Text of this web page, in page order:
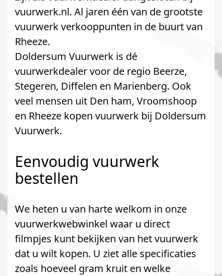
vuurwerk.nl. Al jaren één van de grootste
vuurwerk verkooppunten in de buurt van
Rheeze.
Doldersum Vuurwerk is dé
vuurwerkdealer voor de regio Beerze,
Stegeren, Diffelen en Marienberg. Ook
veel mensen uit Den ham, Vroomshoop
en Rheeze kopen vuurwerk bij Doldersum
Vuurwerk.
Eenvoudig vuurwerk
bestellen
We heten u van harte welkom in onze
vuurwerkwebwinkel waar u direct
filmpjes kunt bekijken van het vuurwerk
dat u wilt kopen. U ziet alle specificaties
zoals hoeveel gram kruit en welke